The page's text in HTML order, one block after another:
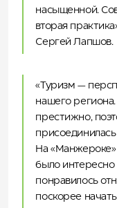
насыщенной.
вторая
Сергей Лапшов.
«Туризм —
нашего
престижно,
На
было интересно
понравилось
поскорее